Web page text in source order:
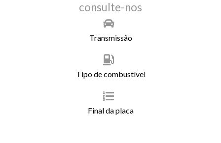
consulte-nos
Transmissão
Tipo de combustível
Final da placa